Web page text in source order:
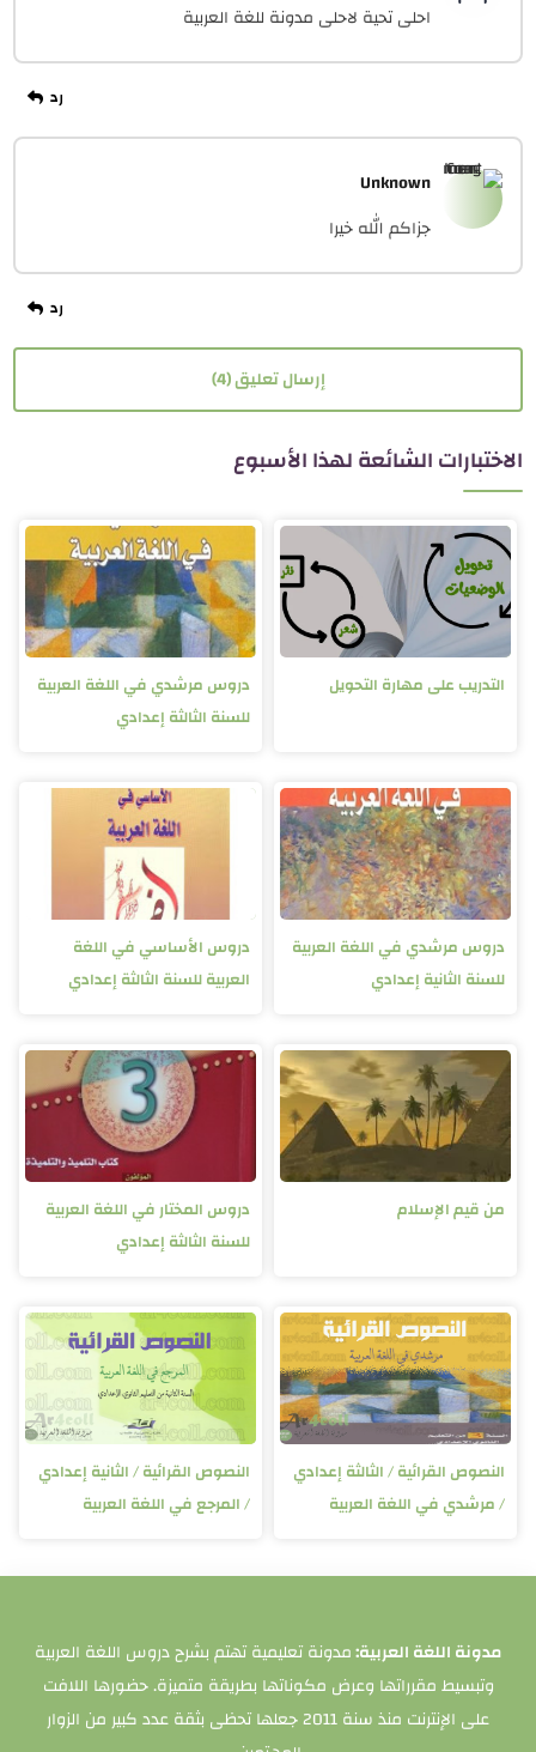
احلى تحية لاحلى مدونة للغة العربية
Unknown
جزاكم الله خيرا
إرسال تعليق (4)
الاختبارات الشائعة لهذا الأسبوع
التدريب على مهارة التحويل
دروس مرشدي في اللغة العربية
للسنة الثالثة إعدادي
دروس مرشدي في اللغة العربية
للسنة الثانية إعدادي
دروس الأساسي في اللغة
العربية للسنة الثالثة إعدادي
من قيم الإسلام
دروس المختار في اللغة العربية
للسنة الثالثة إعدادي
النصوص القرائية / الثالثة إعدادي
/ مرشدي في اللغة العربية
النصوص القرائية / الثانية إعدادي
/ المرجع في اللغة العربية
مدونة اللغة العربية:مدونة تعليمية تهتم بشرح دروس اللغة العربية
وتبسيط مقرراتها وعرض مكوناتها بطريقة متميزة. حضورها اللافت
على الإنترنت منذ سنة 2011 جعلها تحظى بثقة عدد كبير من الزوار